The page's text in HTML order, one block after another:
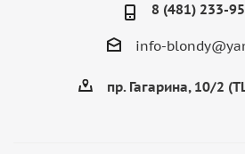
8 (481) 233-
info-
пр. Гагарина, 10/2